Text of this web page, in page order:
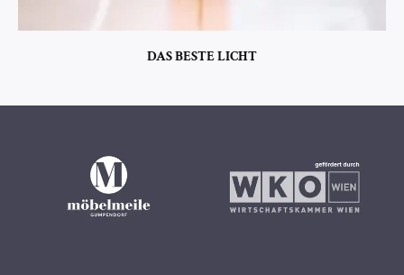
DAS BESTE LICHT